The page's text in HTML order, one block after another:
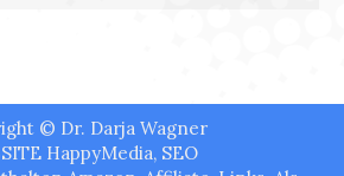
© Dr. Darja Wagner
HappyMedia, SEO